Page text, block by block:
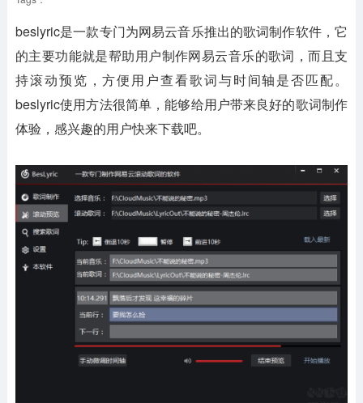
安卓其它
beslyric是一款专门为网易云音乐推出的歌词制作软件，它
的主要功能就是帮助用户制作网易云音乐的歌词，而且支
持滚动预览，方便用户查看歌词与时间轴是否匹配。
beslyric使用方法很简单，能够给用户带来良好的歌词制作
体验，感兴趣的用户快来下载吧。